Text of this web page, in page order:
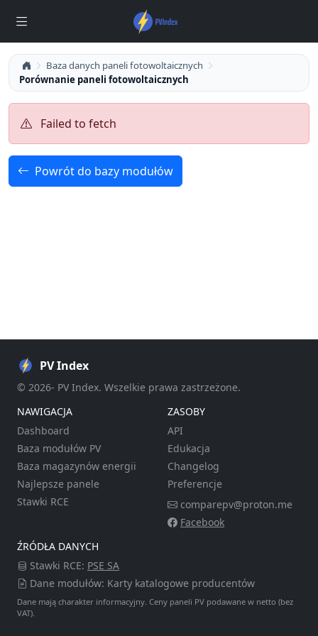
Baza danych paneli fotowoltaicznych
Porównanie paneli fotowoltaicznych
Failed to fetch
Powrót do bazy modułów
PV Index
© 2026- PV Index. Wszelkie prawa zastrzeżone.
NAWIGACJA
Dashboard
Baza modułów PV
Baza magazynów energii
Najlepsze panele
Stawki RCE
ZASOBY
API
Edukacja
Changelog
Preferencje
comparepv@proton.me
Facebook
ŹRÓDŁA DANYCH
Stawki RCE: PSE SA
Dane modułów: Karty katalogowe producentów
Dane mają charakter informacyjny. Ceny paneli PV podawane w netto (bez
VAT).